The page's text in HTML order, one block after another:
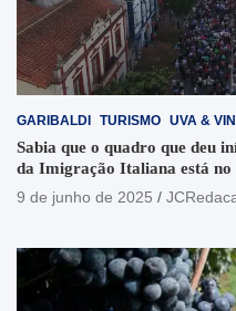
GARIBALDI TURISMO UVA &
Sabia que o quadro que deu
da Imigração Italiana está
9 de junho de 2025